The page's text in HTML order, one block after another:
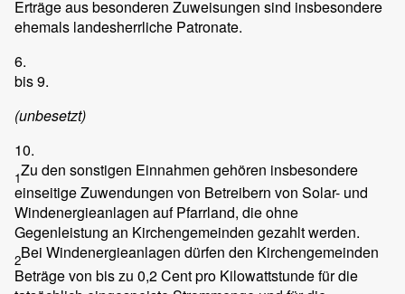
Erträge aus besonderen Zuweisungen sind insbesondere
ehemals landesherrliche Patronate.
6.
bis 9.
(unbesetzt)
10.
1Zu den sonstigen Einnahmen gehören insbesondere
einseitige Zuwendungen von Betreibern von Solar- und
Windenergieanlagen auf Pfarrland, die ohne
Gegenleistung an Kirchengemeinden gezahlt werden.
2Bei Windenergieanlagen dürfen den Kirchengemeinden
Beträge von bis zu 0,2 Cent pro Kilowattstunde für die